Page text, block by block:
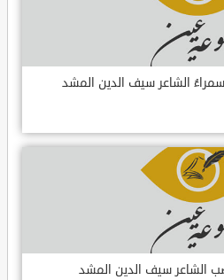
الشاعر سيف الدين المشد
سيف الدين المشد